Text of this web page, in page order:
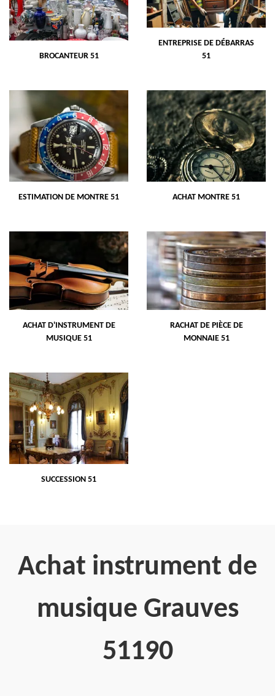
BROCANTEUR 51
ENTREPRISE DE DÉBARRAS
51
ESTIMATION DE MONTRE 51 ACHAT MONTRE 51
ACHAT D'INSTRUMENT DE
MUSIQUE 51
RACHAT DE PIÈCE DE
MONNAIE 51
SUCCESSION 51
Achat instrument de
musique Grauves
51190